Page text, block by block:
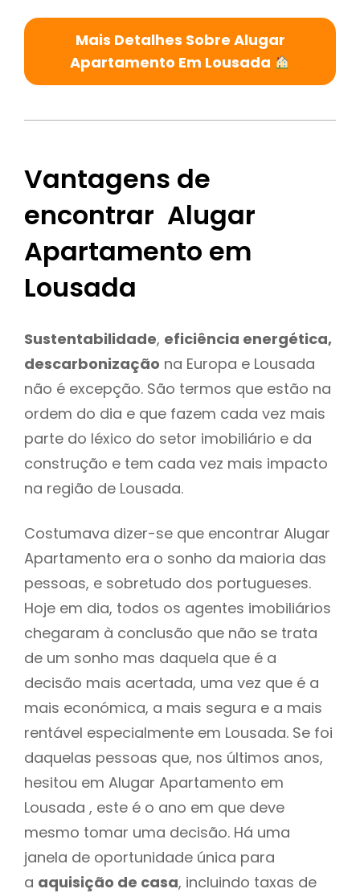
Mais Detalhes Sobre Alugar
Apartamento Em Lousada
Vantagens de
encontrar Alugar
Apartamento em
Lousada
Sustentabilidade, eficiência energética,
descarbonização na Europa e Lousada
não é excepção. São termos que estão na
ordem do dia e que fazem cada vez mais
parte do léxico do setor imobiliário e da
construção e tem cada vez mais impacto
na região de Lousada.
Costumava dizer-se que encontrar Alugar
Apartamento era o sonho da maioria das
pessoas, e sobretudo dos portugueses.
Hoje em dia, todos os agentes imobiliários
chegaram à conclusão que não se trata
de um sonho mas daquela que é a
decisão mais acertada, uma vez que é a
mais económica, a mais segura e a mais
rentável especialmente em Lousada. Se foi
daquelas pessoas que, nos últimos anos,
hesitou em Alugar Apartamento em
Lousada , este é o ano em que deve
mesmo tomar uma decisão. Há uma
janela de oportunidade única para
a aquisição de casa, incluindo taxas de